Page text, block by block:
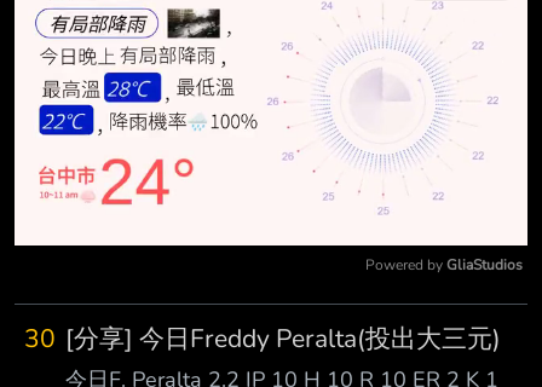
Powered by GliaStudios
30 [分享] 今日Freddy Peralta(投出大三元)
今日F. Peralta 2.2 IP 10 H 10 R 10 ER 2 K 1